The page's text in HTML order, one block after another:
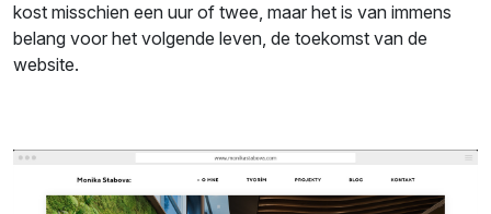
kost misschien een uur of twee, maar het is van immens
belang voor het volgende leven, de toekomst van de
website.